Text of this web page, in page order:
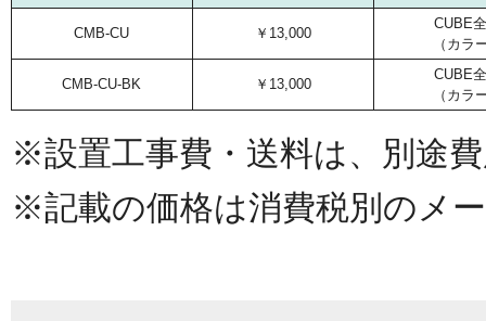
CMB-CU ￥13,000
CUBE
（カラ
CMB-CU-BK ￥13,000
CUBE
（カラ
※設置工事費・送料は、別途
※記載の価格は消費税別のメ